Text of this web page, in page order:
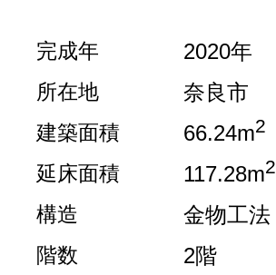
完成年 2020年
所在地 奈良市
建築面積 66.24m2
延床面積 117.28m2
構造 金物工法
階数 2階